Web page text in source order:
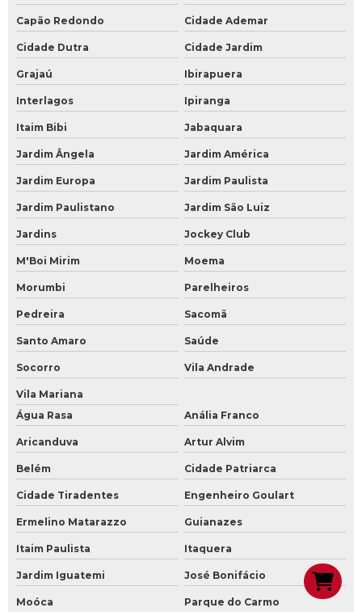
Capão Redondo Cidade Ademar
Cidade Dutra Cidade Jardim
Grajaú Ibirapuera
Interlagos Ipiranga
Itaim Bibi Jabaquara
Jardim Ângela Jardim América
Jardim Europa Jardim Paulista
Jardim Paulistano Jardim São Luiz
Jardins Jockey Club
M'Boi Mirim Moema
Morumbi Parelheiros
Pedreira Sacomã
Santo Amaro Saúde
Socorro Vila Andrade
Vila Mariana
Água Rasa
Anália Franco
Aricanduva Artur Alvim
Belém Cidade Patriarca
Cidade Tiradentes Engenheiro Goulart
Ermelino Matarazzo Guianazes
Itaim Paulista Itaquera
Jardim Iguatemi José Bonifácio
Moóca Parque do Carmo